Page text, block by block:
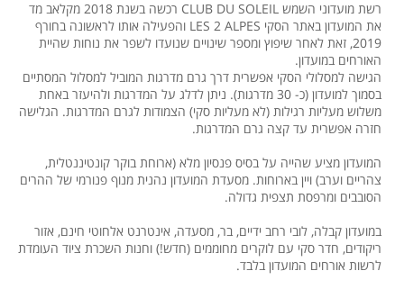
רשת מועדוני השמש CLUB DU SOLEIL רכשה בשנת 2018 מקלאב מד
את המועדון באתר הסקי LES 2 ALPES והפעילה אותו לראשונה בחורף
2019, זאת לאחר שיפוץ ומספר שינויים שנועדו לשפר את נוחות שהיית
האורחים במועדון.
הגישה למסלולי הסקי אפשרית דרך גרם מדרגות המוביל למסלול המסתיים
בסמוך למועדון (כ- 30 מדרגות). ניתן לדלג על המדרגות ולהיעזר באחת
משלוש מעליות רגילות (לא מעליות סקי) הצמודות לגרם המדרגות. הגלישה
חזרה אפשרית עד קצה גרם המדרגות.
המועדון מציע שהייה על בסיס פנסיון מלא (ארוחת בוקר קונטיננטלית,
צהריים וערב) ויין בארוחות. מסעדת המועדון נהנית מנוף פנורמי של ההרים
הסובבים ומרפסת תצפית גדולה.
במועדון קבלה, לובי רחב ידיים, בר, מסעדה, אינטרנט אלחוטי חינם, אזור
ריקודים, חדר סקי עם לוקרים מחוממים (חדש!) וחנות השכרת ציוד העומדת
לרשות אורחים המועדון בלבד.